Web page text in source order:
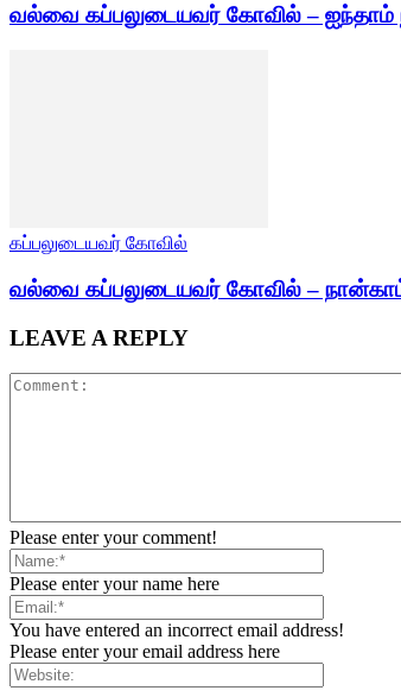
வல்வை கப்பலுடையவர் கோவில் – ஐந்தாம்
கப்பலுடையவர் கோவில்
வல்வை கப்பலுடையவர் கோவில் – நான்காம்
LEAVE A REPLY
Please enter your comment!
Please enter your name here
You have entered an incorrect email address!
Please enter your email address here